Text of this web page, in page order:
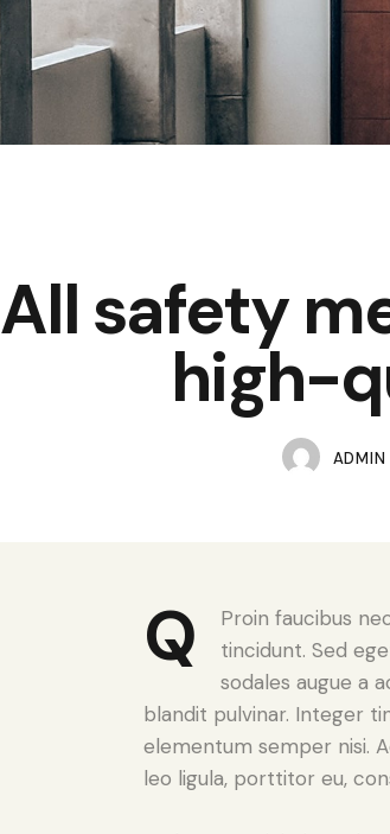
All safety
high-
ADMIN
Q
Proin faucibus
tincidunt. Sed
sodales augue a
blandit pulvinar. Integer
elementum semper nisi.
leo ligula, porttitor eu,